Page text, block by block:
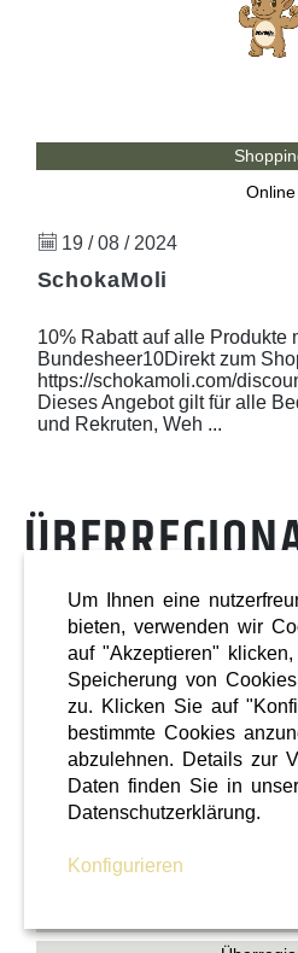
Online
19 / 08 / 2024
SchokaMoli
10% Rabatt auf alle Produkte
Bundesheer10Direkt zum
https://schokamoli.com/
Dieses Angebot gilt für alle
und Rekruten, Weh ...
Um Ihnen eine
bieten, verwenden wir
auf "Akzeptieren"
Speicherung von
zu. Klicken Sie auf
bestimmte Cookies
abzulehnen. Details zur
Daten finden Sie in
Datenschutzerklärung.
Konfigurieren